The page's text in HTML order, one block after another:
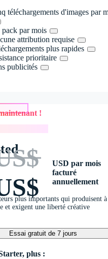
téléchargements d'images par
par mois
attribution requise
plus rapides
prioritaire
publicités
!
USD par mois
facturé
annuellement
plus importants qui produisent à
et exigent une liberté créative
Essai gratuit de 7 jours
plus :